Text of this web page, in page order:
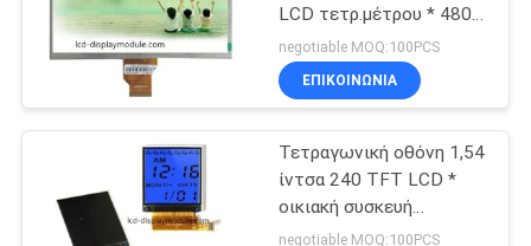
SITEMAP
ΠΟΛΙΤΙΚΉ
ΑΠΟΡΡΉΤΟΥ
LCD τετρ.μέτρου * 480
για τον εξοπλισμό
υγείας
negotiable MOQ:100PCS
ΕΠΙΚΟΙΝΩΝΊΑ
Τετραγωνική οθόνη 1,54
ίντσα 240 TFT LCD *
οικιακή συσκευή
ενότητας ΔΙΕΘΝΏΝ
negotiable MOQ:100PCS